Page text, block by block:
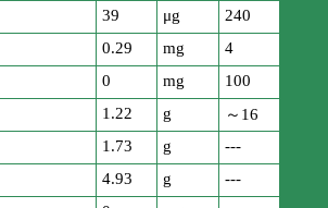
39 μg
240
0.29 mg
4
0 mg
100
1.22 g
～16
1.73 g
---
4.93 g
---